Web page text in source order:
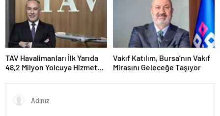
TAV Havalimanları İlk Yarıda
48,2 Milyon Yolcuya Hizmet
Vakıf Katılım, Bursa’nın Vakıf
Mirasını Geleceğe Taşıyor